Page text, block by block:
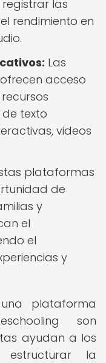
las
rendimiento en
Las
acceso
texto
videos
plataformas
de
y
el
el
y
plataforma
son
ayudan a los
la